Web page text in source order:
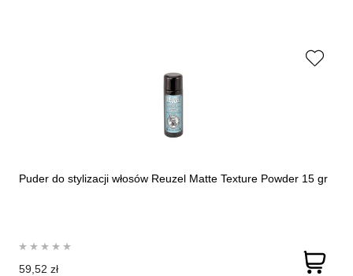
Puder do stylizacji włosów Reuzel Matte Texture Powder 15 gr
59,52 zł